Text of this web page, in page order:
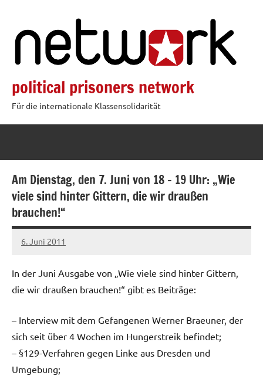
springen
political prisoners network
Für die internationale Klassensolidarität
Am Dienstag, den 7. Juni von 18 – 19 Uhr: „Wie
viele sind hinter Gittern, die wir draußen
brauchen!“
6. Juni 2011
admin
In der Juni Ausgabe von „Wie viele sind hinter Gittern,
die wir draußen brauchen!“ gibt es Beiträge:
– Interview mit dem Gefangenen Werner Braeuner, der
sich seit über 4 Wochen im Hungerstreik befindet;
– §129-Verfahren gegen Linke aus Dresden und
Umgebung;